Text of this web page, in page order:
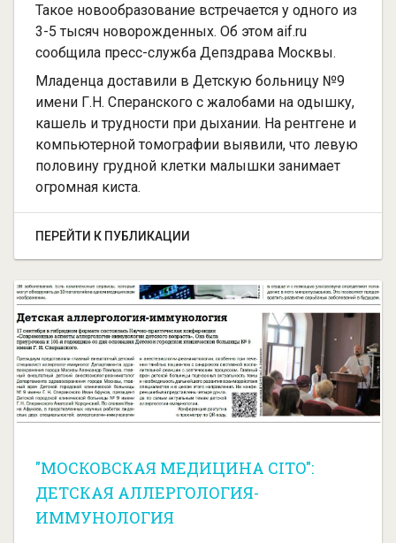
Такое новообразование встречается у одного из
3-5 тысяч новорожденных. Об этом aif.ru
сообщила пресс-служба Депздрава Москвы.
Младенца доставили в Детскую больницу №9
имени Г.Н. Сперанского с жалобами на одышку,
кашель и трудности при дыхании. На рентгене и
компьютерной томографии выявили, что левую
половину грудной клетки малышки занимает
огромная киста.
ПЕРЕЙТИ К ПУБЛИКАЦИИ
"МОСКОВСКАЯ МЕДИЦИНА CITO":
ДЕТСКАЯ АЛЛЕРГОЛОГИЯ-
ИММУНОЛОГИЯ